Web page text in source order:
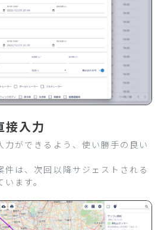
接入力
力ができるよう、使い勝手の良い
件は、次回以降サジェストされる
ます。